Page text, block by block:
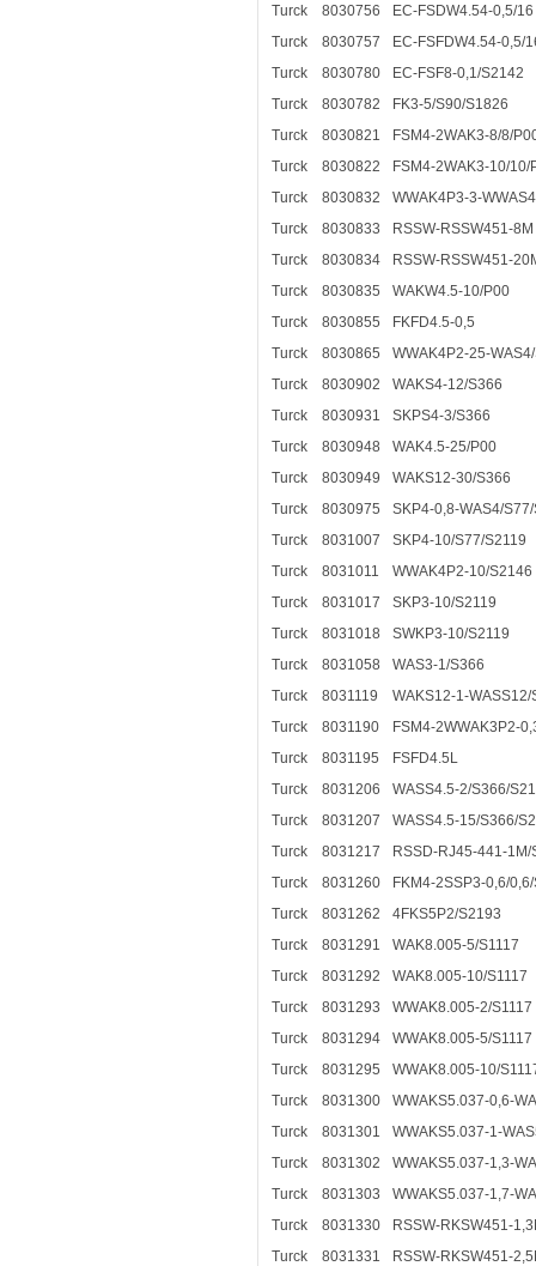
Turck
8030756
EC-FSDW4.54-0,5/16
Turck
8030757
EC-FSFDW4.54-0,5/
Turck
8030780
EC-FSF8-0,1/S2142
Turck
8030782
FK3-5/S90/S1826
Turck
8030821
FSM4-2WAK3-8/8/
Turck
8030822
FSM4-2WAK3-10/10/
Turck
8030832
WWAK4P3-3-
Turck
8030833
RSSW-RSSW451-8M
Turck
8030834
RSSW-RSSW451-
Turck
8030835
WAKW4.5-10/P00
Turck
8030855
FKFD4.5-0,5
Turck
8030865
WWAK4P2-25-
Turck
8030902
WAKS4-12/S366
Turck
8030931
SKPS4-3/S366
Turck
8030948
WAK4.5-25/P00
Turck
8030949
WAKS12-30/S366
Turck
8030975
SKP4-0,8-WAS4/
Turck
8031007
SKP4-10/S77/S2119
Turck
8031011
WWAK4P2-10/S2146
Turck
8031017
SKP3-10/S2119
Turck
8031018
SWKP3-10/S2119
Turck
8031058
WAS3-1/S366
Turck
8031119
WAKS12-1-WASS12/
Turck
8031190
FSM4-2WWAK3P2-
Turck
8031195
FSFD4.5L
Turck
8031206
WASS4.5-2/S366/
Turck
8031207
WASS4.5-15/S366/
Turck
8031217
RSSD-RJ45-441-1M/
Turck
8031260
FKM4-2SSP3-0,6/
Turck
8031262
4FKS5P2/S2193
Turck
8031291
WAK8.005-5/S1117
Turck
8031292
WAK8.005-10/S1117
Turck
8031293
WWAK8.005-2/S1117
Turck
8031294
WWAK8.005-5/S1117
Turck
8031295
WWAK8.005-10/
Turck
8031300
WWAKS5.037-0,6-
Turck
8031301
WWAKS5.037-1-
Turck
8031302
WWAKS5.037-1,3-
Turck
8031303
WWAKS5.037-1,7-
Turck
8031330
RSSW-RKSW451-
Turck
8031331
RSSW-RKSW451-